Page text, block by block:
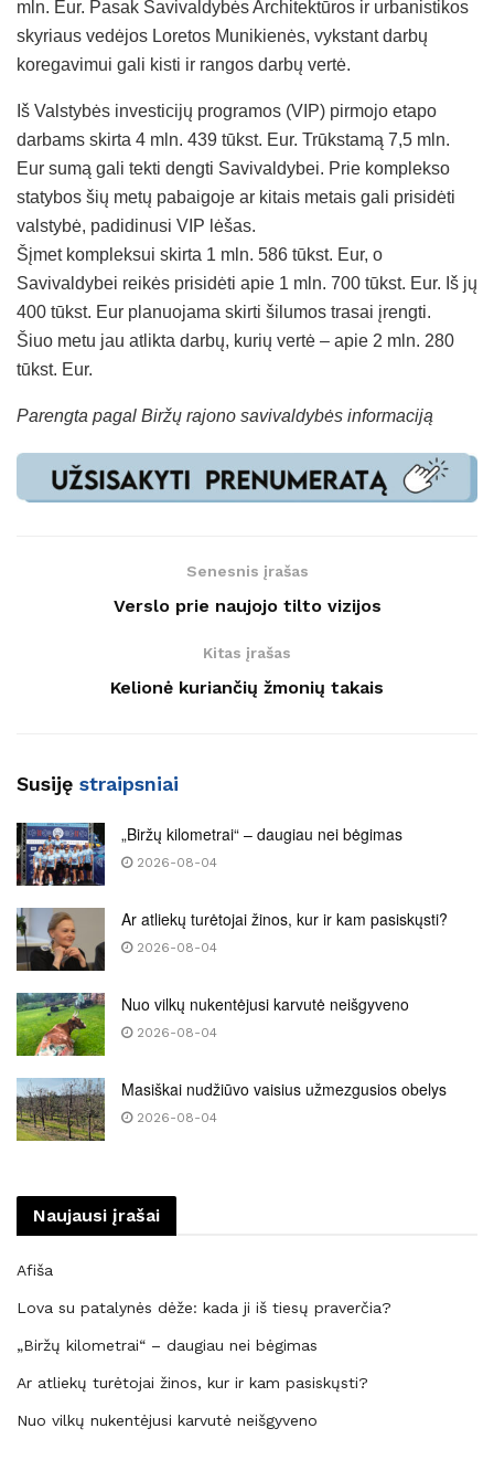
mln. Eur. Pasak Savivaldybės Architektūros ir urbanistikos
skyriaus vedėjos Loretos Munikienės, vykstant darbų
koregavimui gali kisti ir rangos darbų vertė.
Iš Valstybės investicijų programos (VIP) pirmojo etapo
darbams skirta 4 mln. 439 tūkst. Eur. Trūkstamą 7,5 mln.
Eur sumą gali tekti dengti Savivaldybei. Prie komplekso
statybos šių metų pabaigoje ar kitais metais gali prisidėti
valstybė, padidinusi VIP lėšas.
Šįmet kompleksui skirta 1 mln. 586 tūkst. Eur, o
Savivaldybei reikės prisidėti apie 1 mln. 700 tūkst. Eur. Iš jų
400 tūkst. Eur planuojama skirti šilumos trasai įrengti.
Šiuo metu jau atlikta darbų, kurių vertė – apie 2 mln. 280
tūkst. Eur.
Parengta pagal Biržų rajono savivaldybės informaciją
Senesnis įrašas
Verslo prie naujojo tilto vizijos
Kitas įrašas
Kelionė kuriančių žmonių takais
Susiję straipsniai
„Biržų kilometrai“ – daugiau nei bėgimas
2026-08-04
Ar atliekų turėtojai žinos, kur ir kam pasiskųsti?
2026-08-04
Nuo vilkų nukentėjusi karvutė neišgyveno
2026-08-04
Masiškai nudžiūvo vaisius užmezgusios obelys
2026-08-04
Naujausi įrašai
Afiša
Lova su patalynės dėže: kada ji iš tiesų praverčia?
„Biržų kilometrai“ – daugiau nei bėgimas
Ar atliekų turėtojai žinos, kur ir kam pasiskųsti?
Nuo vilkų nukentėjusi karvutė neišgyveno